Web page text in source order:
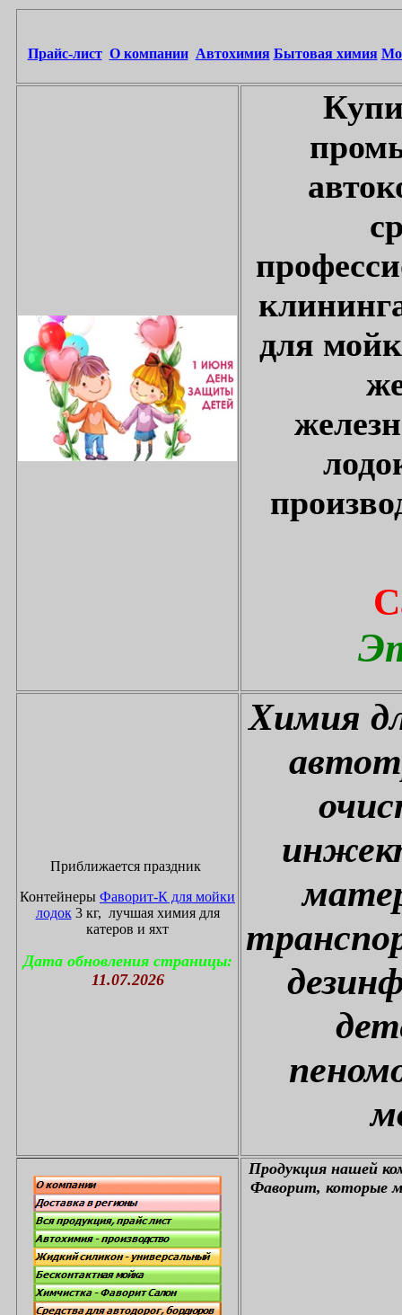
Прайс-лист О компании Автохимия Бытовая химия
для
Приближается праздник
Контейнеры Фаворит-К для мойки
лодок3 кг, лучшая химия для
катеров и яхт
Дата обновления страницы:
11.07.2026
Химия
Продукция нашей
Фаворит, которые